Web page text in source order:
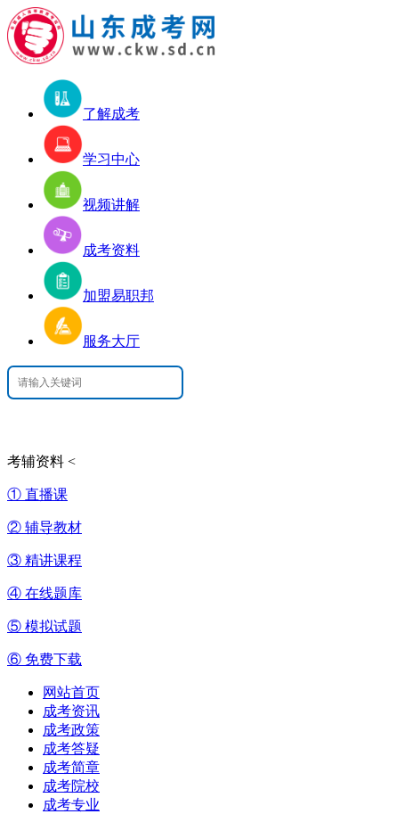
了解成考
学习中心
视频讲解
成考资料
加盟易职邦
服务大厅
考辅资料 <
① 直播课
② 辅导教材
③ 精讲课程
④ 在线题库
⑤ 模拟试题
⑥ 免费下载
网站首页
成考资讯
成考政策
成考答疑
成考简章
成考院校
成考专业